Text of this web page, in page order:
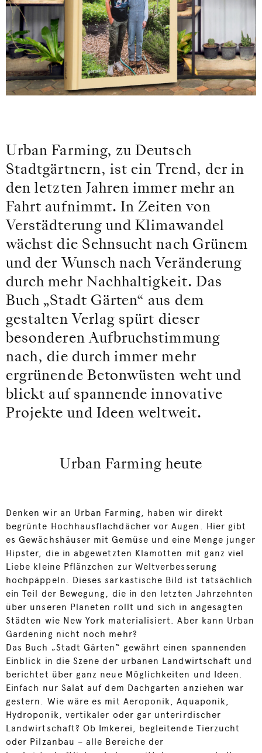
Urban Farming, zu Deutsch
Stadtgärtnern, ist ein Trend, der in
den letzten Jahren immer mehr an
Fahrt aufnimmt. In Zeiten von
Verstädterung und Klimawandel
wächst die Sehnsucht nach Grünem
und der Wunsch nach Veränderung
durch mehr Nachhaltigkeit. Das
Buch „Stadt Gärten“ aus dem
gestalten Verlag spürt dieser
besonderen Aufbruchstimmung
nach, die durch immer mehr
ergrünende Betonwüsten weht und
blickt auf spannende innovative
Projekte und Ideen weltweit.
Urban Farming heute
Denken wir an Urban Farming, haben wir direkt
begrünte Hochhausflachdächer vor Augen. Hier gibt
es Gewächshäuser mit Gemüse und eine Menge junger
Hipster, die in abgewetzten Klamotten mit ganz viel
Liebe kleine Pflänzchen zur Weltverbesserung
hochpäppeln. Dieses sarkastische Bild ist tatsächlich
ein Teil der Bewegung, die in den letzten Jahrzehnten
über unseren Planeten rollt und sich in angesagten
Städten wie New York materialisiert. Aber kann Urban
Gardening nicht noch mehr?
Das Buch „Stadt Gärten“ gewährt einen spannenden
Einblick in die Szene der urbanen Landwirtschaft und
berichtet über ganz neue Möglichkeiten und Ideen.
Einfach nur Salat auf dem Dachgarten anziehen war
gestern. Wie wäre es mit Aeroponik, Aquaponik,
Hydroponik, vertikaler oder gar unterirdischer
Landwirtschaft? Ob Imkerei, begleitende Tierzucht
oder Pilzanbau – alle Bereiche der